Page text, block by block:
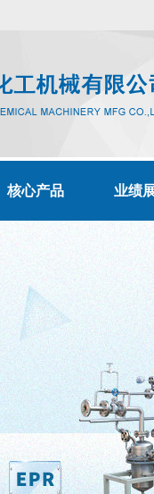
核心产品 业绩